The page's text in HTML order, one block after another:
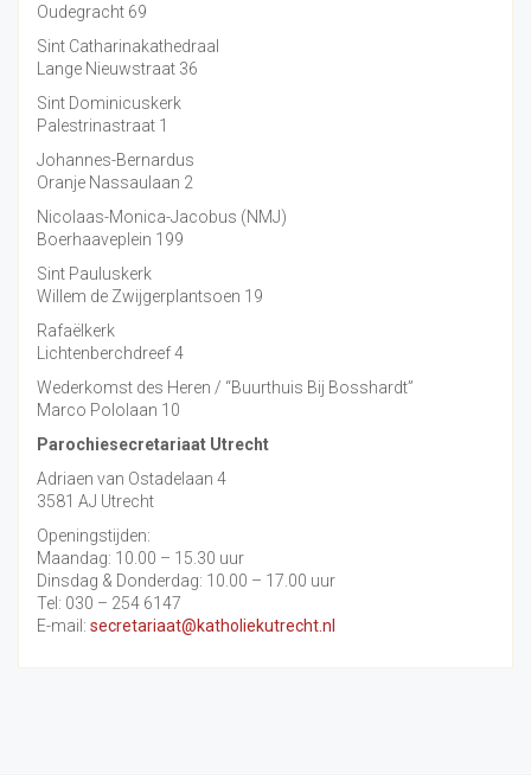
Oudegracht 69
Sint Catharinakathedraal
Lange Nieuwstraat 36
Sint Dominicuskerk
Palestrinastraat 1
Johannes-Bernardus
Oranje Nassaulaan 2
Nicolaas-Monica-Jacobus (NMJ)
Boerhaaveplein 199
Sint Pauluskerk
Willem de Zwijgerplantsoen 19
Rafaëlkerk
Lichtenberchdreef 4
Wederkomst des Heren / “Buurthuis Bij Bosshardt”
Marco Pololaan 10
Parochiesecretariaat Utrecht
Adriaen van Ostadelaan 4
3581 AJ Utrecht
Openingstijden:
Maandag: 10.00 – 15.30 uur
Dinsdag & Donderdag: 10.00 – 17.00 uur
Tel: 030 – 254 6147
E-mail: secretariaat@katholiekutrecht.nl